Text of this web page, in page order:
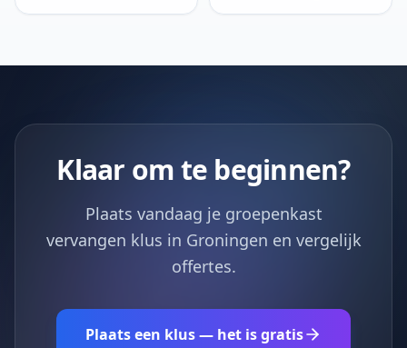
Klaar om te beginnen?
Plaats vandaag je groepenkast
vervangen klus in Groningen en vergelijk
offertes.
Plaats een klus — het is gratis